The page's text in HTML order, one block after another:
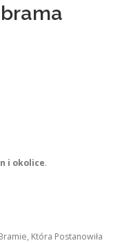
i okolice.
Która Postanowiła